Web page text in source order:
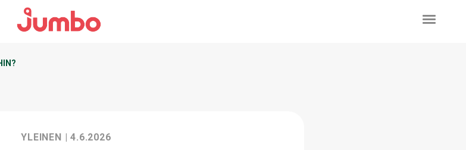
YLEINEN | 4.6.2026